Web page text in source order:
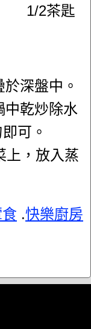
1/2茶匙
深盤中。
中乾炒除水
可。
上，放入蒸
.快樂廚房